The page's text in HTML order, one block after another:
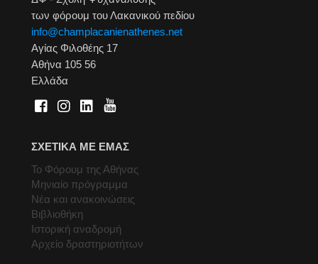
των φόρουμ του Λακανικού πεδίου
info@champlacanienathenes.net
Αγίας Φιλοθέης 17
Αθήνα 105 56
Ελλάδα
ΣΧΕΤΙΚΑ ΜΕ ΕΜΑΣ
Το Φόρουμ της Αθήνας
Μηνιαίο πρόγραμμα
Νέα και ανακοινώσεις
Βιβλιοθήκη
Ιστορική αναδρομή
Αρχείο δραστηριοτήτων